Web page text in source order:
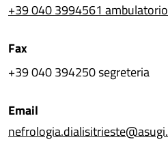
+39 040 3994561 ambulatorio
Fax
+39 040 394250 segreteria
Email